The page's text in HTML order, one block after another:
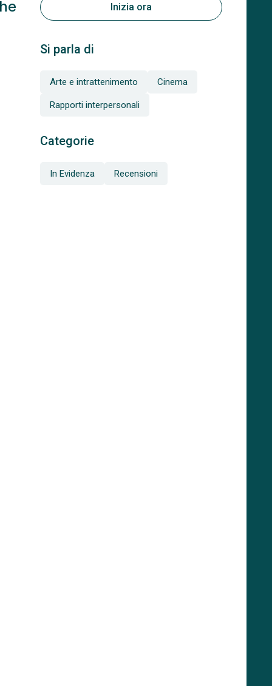
Si parla di
Arte e intrattenimento Cinema
Rapporti interpersonali
Categorie
In Evidenza Recensioni
Inizia ora